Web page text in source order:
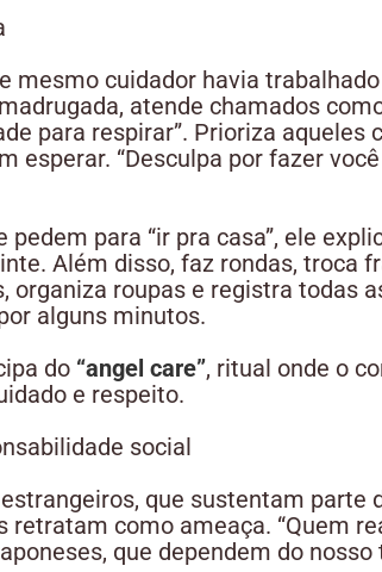
mesmo cuidador havia trabalhado
atende chamados
para respirar”. Prioriza
esperar. “Desculpa por fazer
para “ir pra casa”, ele
Além disso, faz rondas, troca
organiza roupas e registra todas
alguns minutos.
do “angel care”, ritual onde o
e respeito.
social
que sustentam parte
retratam como ameaça. “Quem
que dependem do nosso